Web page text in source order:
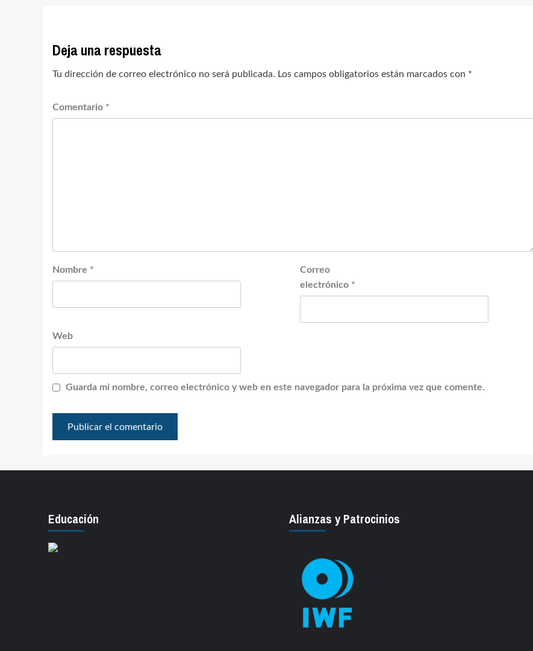
Deja una respuesta
Tu dirección de correo electrónico no será publicada. Los campos obligatorios están marcados con *
Comentario *
Nombre *
Correo
electrónico *
Web
Guarda mi nombre, correo electrónico y web en este navegador para la próxima vez que comente.
Educación Alianzas y Patrocinios